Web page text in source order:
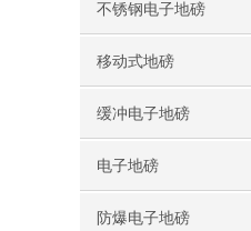
不锈钢电子地磅
移动式地磅
缓冲电子地磅
电子地磅
防爆电子地磅